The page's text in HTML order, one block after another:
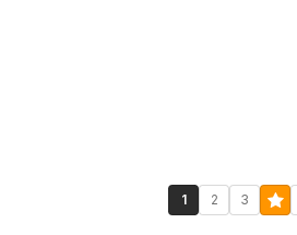
1 2 3